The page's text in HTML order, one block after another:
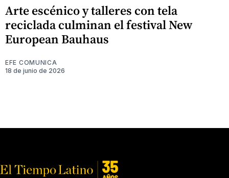
Arte escénico y talleres con tela
reciclada culminan el festival New
European Bauhaus
EFE COMUNICA
18 de junio de 2026